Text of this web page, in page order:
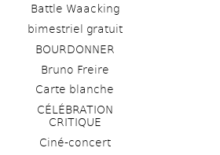
Battle Waacking
bimestriel gratuit
BOURDONNER
Bruno Freire
Carte blanche
CÉLÉBRATION
CRITIQUE
Ciné-concert